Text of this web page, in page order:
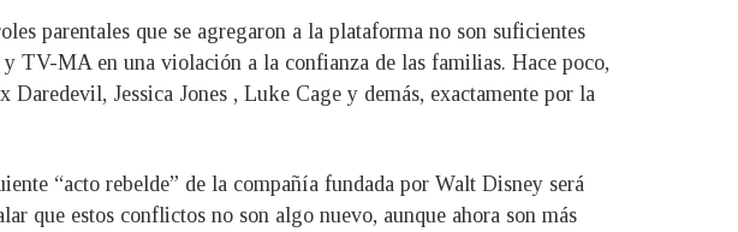
parentales que se agregaron a la plataforma no son suficientes
TV-MA en una violación a la confianza de las familias. Hace poco,
Jessica Jones , Luke Cage y demás, exactamente por la
“acto rebelde” de la compañía fundada por Walt Disney será
que estos conflictos no son algo nuevo, aunque ahora son más